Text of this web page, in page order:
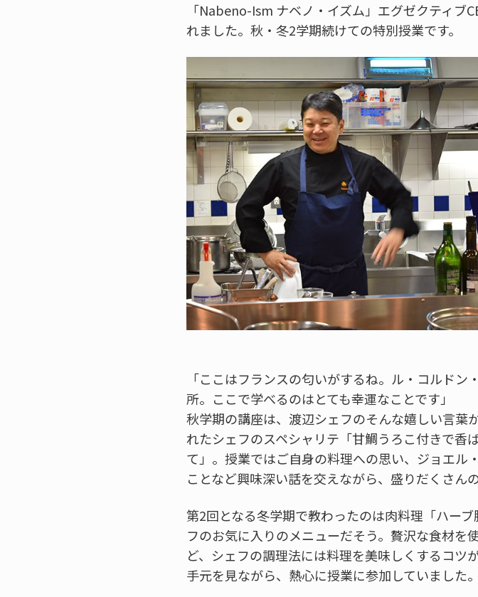
「Nabeno-Ism ナベノ・イズム」エグゼクティブ
れました。秋・冬2学期続けての特別授業です。
「ここはフランスの匂いがするね。ル・コルド
所。ここで学べるのはとても幸運なことです」
秋学期の講座は、渡辺シェフのそんな嬉しい言葉
れたシェフのスペシャリテ「甘鯛うろこ付きで香
て」。授業ではご自身の料理への思い、ジョエル
ことなど興味深い話を交えながら、盛りだくさん
第2回となる冬学期で教わったのは肉料理「ハー
フのお気に入りのメニューだそう。贅沢な食材を
ど、シェフの調理法には料理を美味しくするコ
手元を見ながら、熱心に授業に参加していました。